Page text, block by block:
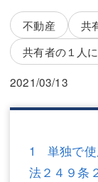
桶川 聡
三平 隆史
吉元 優仁
小川 祐
不動産
桶川 聡
三平 隆史
吉元 優仁
弁護士費用
相続・遺言
不動産
共
共有者の１人
2021/03/13
1 単独で使
法２４９条